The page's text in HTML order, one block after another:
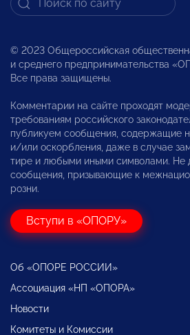
© 2023 Общероссийская
и среднего предпринимательства
Все права защищены.
Комментарии на сайте проходят
требованиям российского
публикуем сообщения, содержащие
и/или оскорбления, даже в случае
тире и любыми иными символами. Не
сообщения, призывающие к
розни.
Вступи в «ОПОРУ»
Об «ОПОРЕ РОССИИ»
Ассоциация «НП «ОПОРА»
Новости
Комитеты и Комиссии